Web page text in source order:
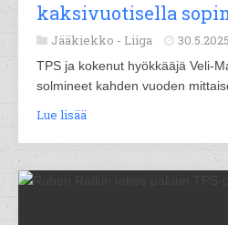
kaksivuotisella
Jääkiekko - Liiga 30.5.2025
TPS ja kokenut hyökkääjä Veli-
solmineet kahden vuoden
Lue lisää